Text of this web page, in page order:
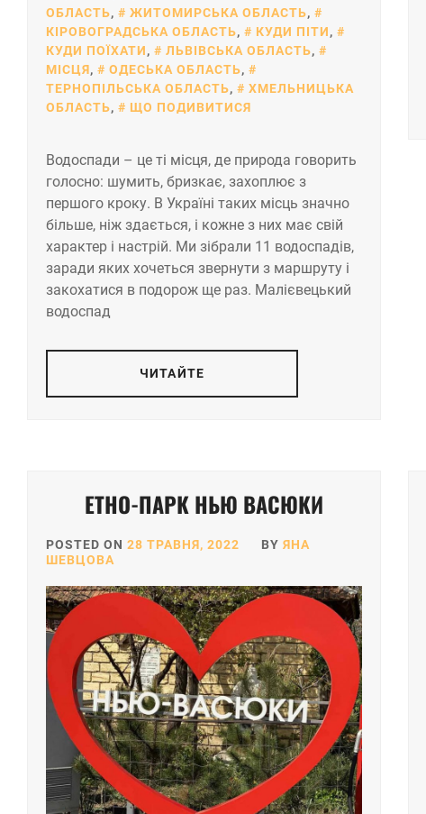
ОБЛАСТЬ, ЖИТОМИРСЬКА ОБЛАСТЬ,
КІРОВОГРАДСЬКА ОБЛАСТЬ, КУДИ ПІТИ,
КУДИ ПОЇХАТИ, ЛЬВІВСЬКА ОБЛАСТЬ,
МІСЦЯ, ОДЕСЬКА ОБЛАСТЬ,
ТЕРНОПІЛЬСЬКА ОБЛАСТЬ,
ХМЕЛЬНИЦЬКА
ОБЛАСТЬ, ЩО ПОДИВИТИСЯ
Водоспади – це ті місця, де природа говорить
голосно: шумить, бризкає, захоплює з
першого кроку. В Україні таких місць значно
більше, ніж здається, і кожне з них має свій
характер і настрій. Ми зібрали 11 водоспадів,
заради яких хочеться звернути з маршруту і
закохатися в подорож ще раз. Малієвецький
водоспад
ЧИТАЙТЕ
ЕТНО-ПАРК НЬЮ ВАСЮКИ
POSTED ON 28 ТРАВНЯ, 2022 BY ЯНА
ШЕВЦОВА